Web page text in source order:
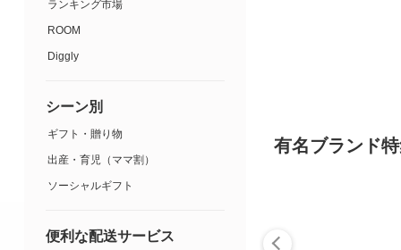
有名ブランド
ランキング市場
ROOM
Diggly
シーン別
ギフト・贈り物
出産・育児（ママ割）
ソーシャルギフト
便利な配送サービス